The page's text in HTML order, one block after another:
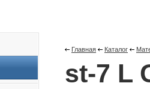
Главная Каталог
st-7 L